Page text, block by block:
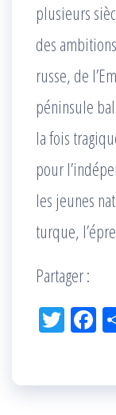
plusieurs
des
russe, de
péninsule
la fois
pour
les jeunes
turque,
Partager :
Tw
k